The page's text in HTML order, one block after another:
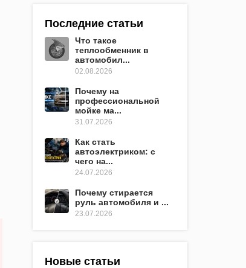
Последние статьи
Что такое
теплообменник в
автомобил...
02.08.2026
Почему на
профессиональной
мойке ма...
31.07.2026
Как стать
автоэлектриком: с
чего на...
24.07.2026
Почему стирается
руль автомобиля и ...
23.07.2026
Новые статьи